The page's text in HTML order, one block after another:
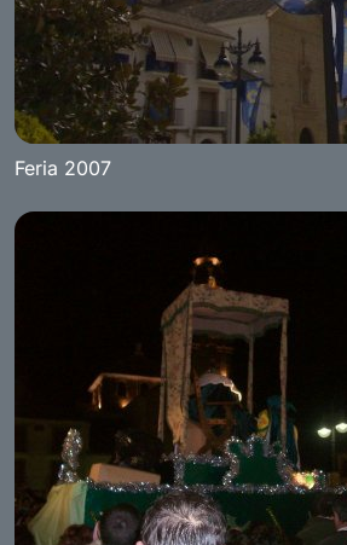
Feria 2007